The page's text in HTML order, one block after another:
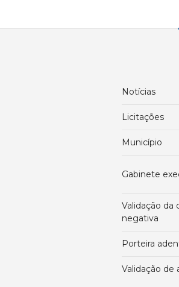
notícias
licitações
município
gabinete
validação da certidão
negativa
porteira
validação de